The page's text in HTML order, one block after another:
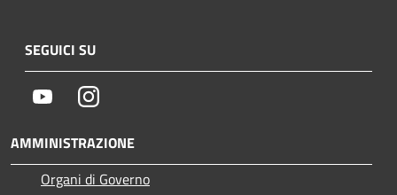
SEGUICI SU
YoutubeInstagram
AMMINISTRAZIONE
Organi di Governo